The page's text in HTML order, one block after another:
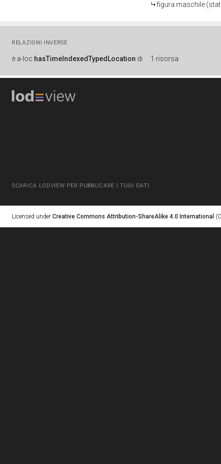
figura maschile
RELAZIONI INVERSE
è a-loc:hasTimeIndexedTypedLocation di 1 risorsa
SCARICA LODVIEW PER PUBBLICARE I TUOI DATI
Licensed under Creative Commons Attribution-ShareAlike 4.0 International